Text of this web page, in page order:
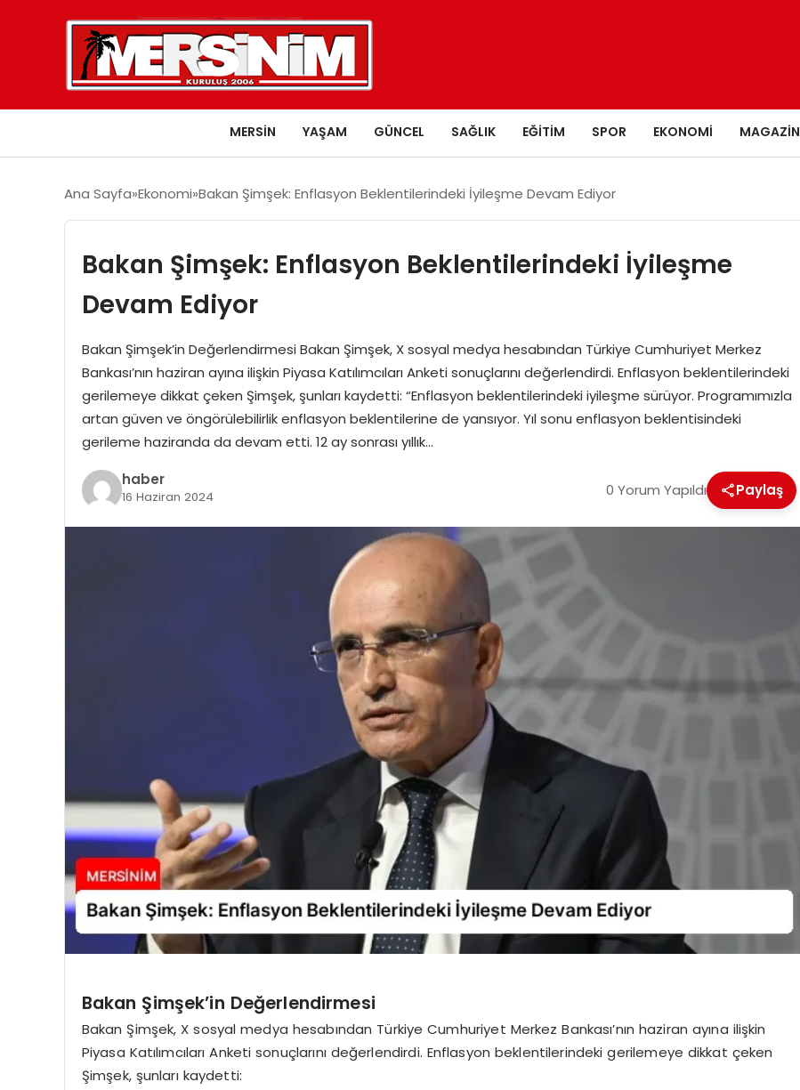
MERSIN YAŞAM GÜNCEL SAĞLIK EĞITIM SPOR EKONOMI MAGAZIN
Ana Sayfa Ekonomi Bakan Şimşek: Enflasyon Beklentilerindeki İyileşme Devam Ediyor
Bakan Şimşek: Enflasyon Beklentilerindeki İyileşme
Devam Ediyor
Bakan Şimşek’in Değerlendirmesi Bakan Şimşek, X sosyal medya hesabından Türkiye Cumhuriyet Merkez
Bankası’nın haziran ayına ilişkin Piyasa Katılımcıları Anketi sonuçlarını değerlendirdi. Enflasyon beklentilerindeki
gerilemeye dikkat çeken Şimşek, şunları kaydetti: “Enflasyon beklentilerindeki iyileşme sürüyor. Programımızla
artan güven ve öngörülebilirlik enflasyon beklentilerine de yansıyor. Yıl sonu enflasyon beklentisindeki
gerileme haziranda da devam etti. 12 ay sonrası yıllık…
haber
16 Haziran 2024 0 Yorum Yapıldı Paylaş
Bakan Şimşek’in Değerlendirmesi
Bakan Şimşek, X sosyal medya hesabından Türkiye Cumhuriyet Merkez Bankası’nın haziran ayına ilişkin
Piyasa Katılımcıları Anketi sonuçlarını değerlendirdi. Enflasyon beklentilerindeki gerilemeye dikkat çeken
Şimşek, şunları kaydetti: